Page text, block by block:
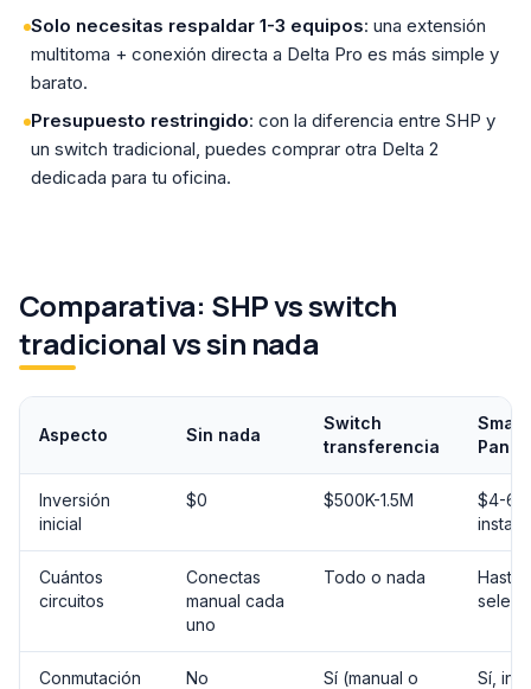
Solo necesitas respaldar 1-3 equipos: una extensión
multitoma + conexión directa a Delta Pro es más simple y
barato.
Presupuesto restringido: con la diferencia entre SHP y
un switch tradicional, puedes comprar otra Delta 2
dedicada para tu oficina.
Comparativa: SHP vs switch
tradicional vs sin nada
Aspecto Sin nada
Switch
transferencia
Smart
Panel
Inversión
inicial
$0 $500K-1.5M
$4-
Cuántos
circuitos
Conectas
manual cada
uno
Todo o nada
Hasta
Conmutación
No
Sí (manual o
Sí,